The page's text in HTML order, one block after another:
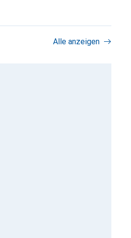
Alle anzeigen